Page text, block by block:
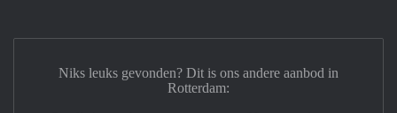
Niks leuks gevonden? Dit is ons andere aanbod in
Rotterdam: